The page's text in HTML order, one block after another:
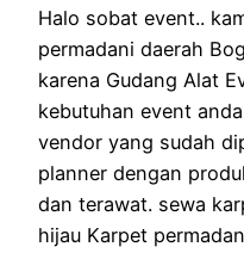
Halo sobat event..
permadani daerah
karena Gudang Alat
kebutuhan event
vendor yang sudah
planner dengan
dan terawat. sewa
hijau Karpet